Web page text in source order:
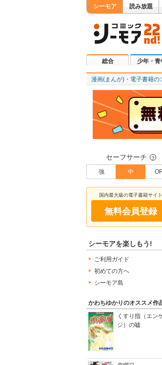
シーモア 読み放題
総合 少年・青
漫画(まんが)・電子書籍の
セーフサーチ ？
強 中
国内最大級の電子書籍サイト
無料会員登録
シーモアを楽しもう!
ご利用ガイド
初めての方へ
シーモア島
かわちゆかりのオススメ作
くすり指（エン
ジ）の嘘